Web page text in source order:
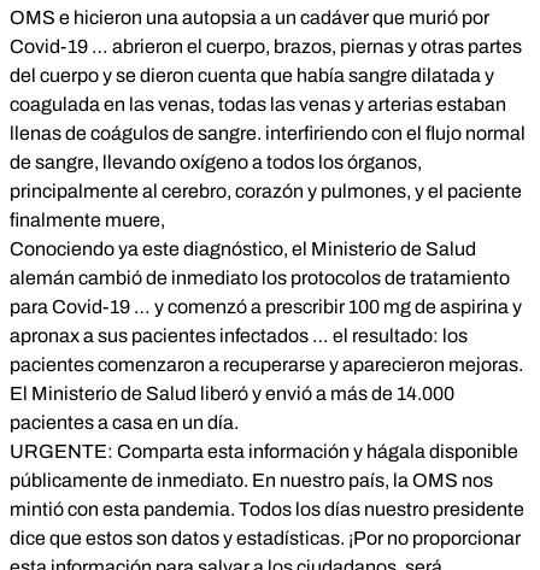
OMS e hicieron una autopsia a un cadáver que murió por
Covid-19 … abrieron el cuerpo, brazos, piernas y otras partes
del cuerpo y se dieron cuenta que había sangre dilatada y
coagulada en las venas, todas las venas y arterias estaban
llenas de coágulos de sangre. interfiriendo con el flujo normal
de sangre, llevando oxígeno a todos los órganos,
principalmente al cerebro, corazón y pulmones, y el paciente
finalmente muere,
Conociendo ya este diagnóstico, el Ministerio de Salud
alemán cambió de inmediato los protocolos de tratamiento
para Covid-19 … y comenzó a prescribir 100 mg de aspirina y
apronax a sus pacientes infectados … el resultado: los
pacientes comenzaron a recuperarse y aparecieron mejoras.
El Ministerio de Salud liberó y envió a más de 14.000
pacientes a casa en un día.
URGENTE: Comparta esta información y hágala disponible
públicamente de inmediato. En nuestro país, la OMS nos
mintió con esta pandemia. Todos los días nuestro presidente
dice que estos son datos y estadísticas. ¡Por no proporcionar